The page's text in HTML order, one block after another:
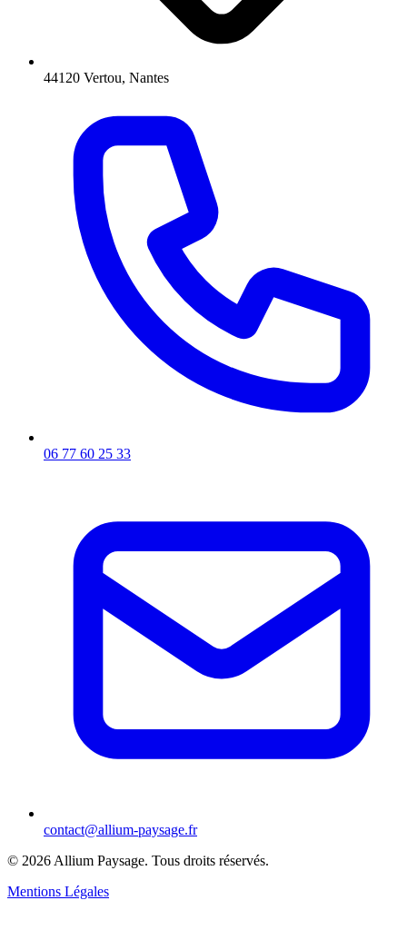
44120 Vertou, Nantes
06 77 60 25 33
contact@allium-paysage.fr
© 2026 Allium Paysage. Tous droits réservés.
Mentions Légales